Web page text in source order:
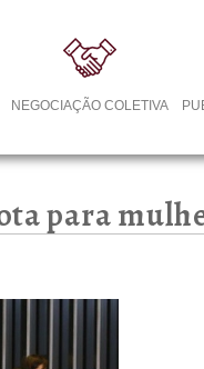
NEGOCIAÇÃO COLETIVA
para